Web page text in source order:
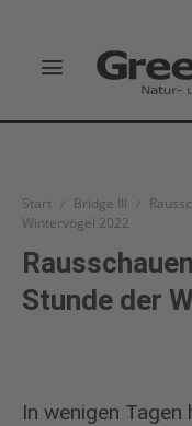
Start Bridge III
Wintervögel 2022
Stunde der
In wenigen